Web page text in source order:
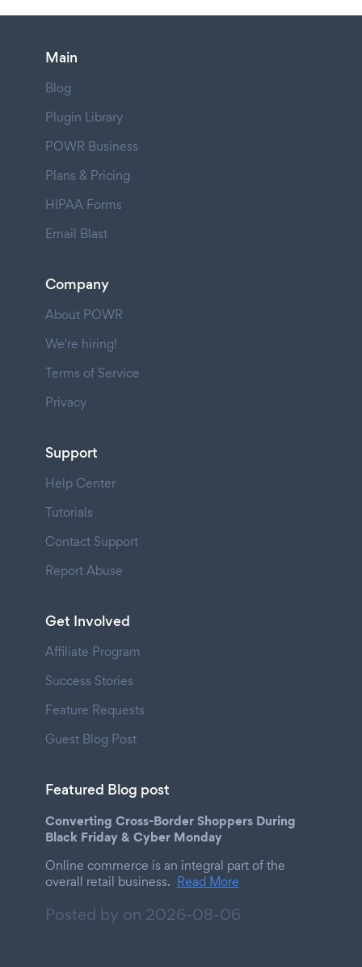
Main
Blog
Plugin Library
POWR Business
Plans & Pricing
HIPAA Forms
Email Blast
Company
About POWR
We're hiring!
Terms of Service
Privacy
Support
Help Center
Tutorials
Contact Support
Report Abuse
Get Involved
Affiliate Program
Success Stories
Feature Requests
Guest Blog Post
Featured Blog post
Converting Cross-Border Shoppers During
Black Friday & Cyber Monday
Online commerce is an integral part of the
overall retail business. Read More
Posted by on 2026-08-06